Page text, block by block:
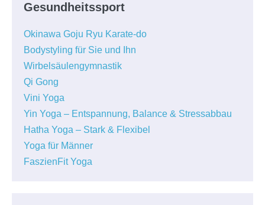
Gesundheitssport
Okinawa Goju Ryu Karate-do
Bodystyling für Sie und Ihn
Wirbelsäulengymnastik
Qi Gong
Vini Yoga
Yin Yoga – Entspannung, Balance & Stressabbau
Hatha Yoga – Stark & Flexibel
Yoga für Männer
FaszienFit Yoga